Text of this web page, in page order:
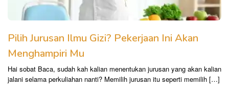
Pilih Jurusan Ilmu Gizi? Pekerjaan Ini Akan
Menghampiri Mu
Hai sobat Baca, sudah kah kalian menentukan jurusan yang akan kalian
jalani selama perkuliahan nanti? Memilih jurusan itu seperti memilih […]